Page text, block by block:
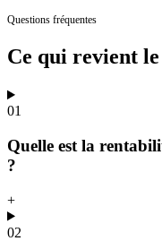
Questions fréquentes
Ce qui revient
01
Quelle est la
?
+
02